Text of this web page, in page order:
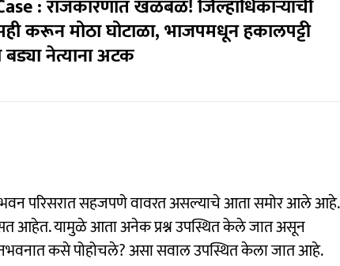
: राजकारणात खळबळ! जिल्हाधिकाऱ्यांची
करून मोठा घोटाळा, भाजपमधून हकालपट्टी
नेत्याना अटक
परिसरात सहजपणे वावरत असल्याचे आता समोर आले आहे.
आहेत. यामुळे आता अनेक प्रश्न उपस्थित केले जात असून
कसे पोहोचले? असा सवाल उपस्थित केला जात आहे.